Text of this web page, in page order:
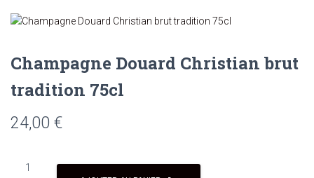
Champagne Douard Christian brut
tradition 75cl
24,00 €